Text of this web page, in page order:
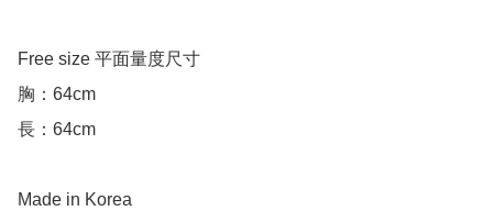
Free size 平面量度尺寸
胸：64cm
長：64cm
Made in Korea